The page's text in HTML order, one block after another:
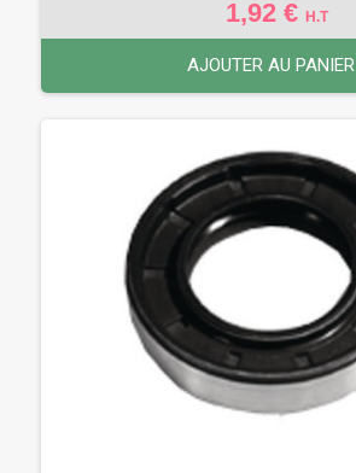
1,92 € H.T
AJOUTER AU PANIER